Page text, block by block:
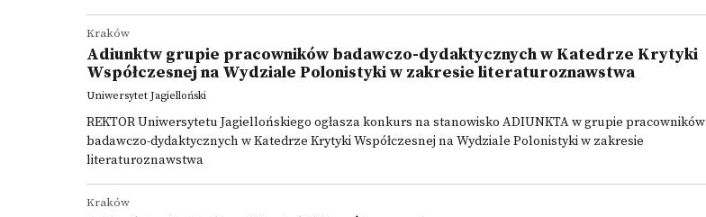
Kraków
Adiunktw grupie pracowników badawczo-dydaktycznych w Katedrze Krytyki
Współczesnej na Wydziale Polonistyki w zakresie literaturoznawstwa
Uniwersytet Jagielloński
REKTOR Uniwersytetu Jagiellońskiego ogłasza konkurs na stanowisko ADIUNKTA w grupie pracowników
badawczo-dydaktycznych w Katedrze Krytyki Współczesnej na Wydziale Polonistyki w zakresie
literaturoznawstwa
Kraków